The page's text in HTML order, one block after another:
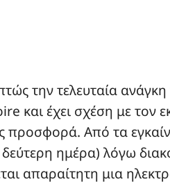
την τελευταία
και έχει σχέση με τον
προσφορά. Από τα
ημέρα) λόγω
απαραίτητη μια